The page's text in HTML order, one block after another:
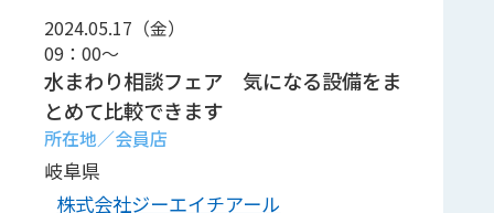
2024.05.17（金）
09：00～
水まわり相談フェア 気になる設備をま
とめて比較できます
岐阜県
株式会社ジーエイチアール